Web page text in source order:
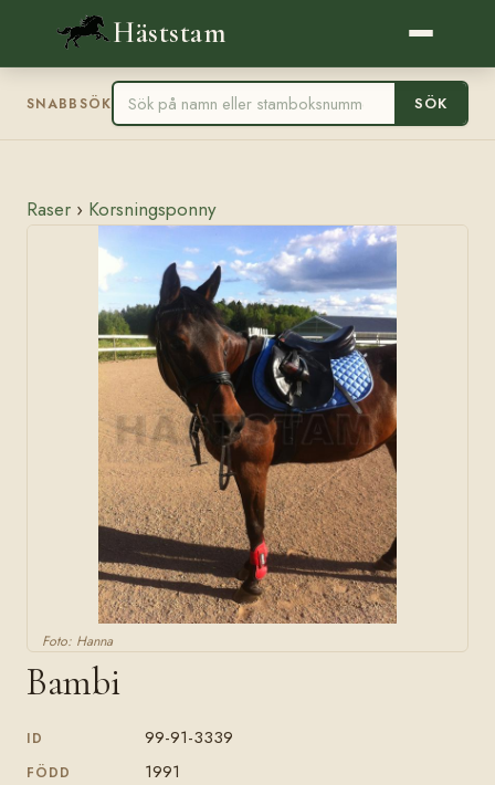
Häststam
SNABBSÖK SÖK
Raser › Korsningsponny
Foto: Hanna
Bambi
ID 99-91-3339
FÖDD 1991